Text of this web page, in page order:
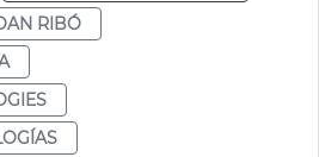
RIBÓ